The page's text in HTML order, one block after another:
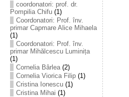
coordonatori: prof. dr.
Pompilia Chifu(1)
Coordonatori: Prof. înv.
primar Capmare Alice Mihaela
(1)
Coordonatori: Prof. înv.
primar Mihălcescu Luminița
(1)
Cornelia Bârlea(2)
Cornelia Viorica Filip(1)
Cristina Ionescu(1)
Cristina Mihai (1)